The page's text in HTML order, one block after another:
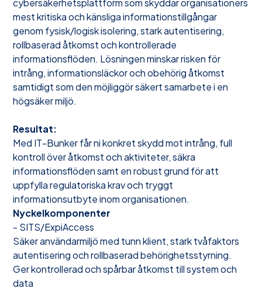
cybersäkerhetsplattform som skyddar organisationers
mest kritiska och känsliga informationstillgångar
genom fysisk/logisk isolering, stark autentisering,
rollbaserad åtkomst och kontrollerade
informationsflöden. Lösningen minskar risken för
intrång, informationsläckor och obehörig åtkomst
samtidigt som den möjliggör säkert samarbete i en
högsäker miljö.
Resultat:
Med IT-Bunker får ni konkret skydd mot intrång, full
kontroll över åtkomst och aktiviteter, säkra
informationsflöden samt en robust grund för att
uppfylla regulatoriska krav och tryggt
informationsutbyte inom organisationen.
Nyckelkomponenter
- SITS/ExpiAccess
Säker användarmiljö med tunn klient, stark tvåfaktors
autentisering och rollbaserad behörighetsstyrning.
Ger kontrollerad och spårbar åtkomst till system och
data